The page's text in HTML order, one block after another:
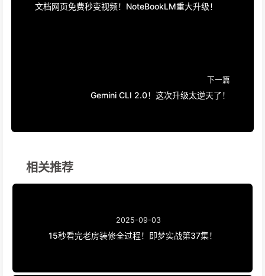
文档网页免费秒变视频！NoteBookLM重大升级！
下一篇
Gemini CLI 2.0！这次升级太逆天了！
相关推荐
2025-09-03
15秒看完老房装修全过程！即梦实战第37集！